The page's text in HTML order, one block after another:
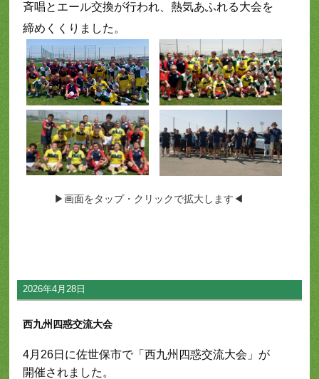
斉唱とエール交換が行われ、熱気あふれる大会を
締めくくりました。
▶画面をタップ・クリックで拡大します◀
2026年4月28日
西九州四惑交流大会
4月26日に佐世保市で「西九州四惑交流大会」が
開催されました。